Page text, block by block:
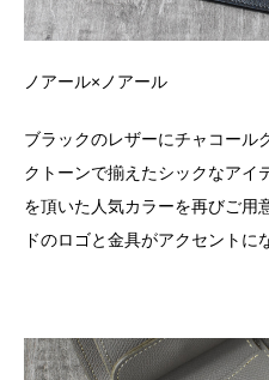
ノアール×ノアール
ブラックのレザーにチャコール
クトーンで揃えたシックなアイ
を頂いた人気カラーを再びご用
ドのロゴと金具がアクセントに